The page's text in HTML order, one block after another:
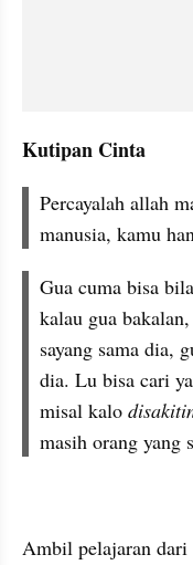
Kutipan Cinta
Percayalah allah
manusia, kamu
Gua cuma bisa
kalau gua
sayang sama dia,
dia. Lu bisa cari
misal kalo
masih orang yang
Ambil pelajaran dari